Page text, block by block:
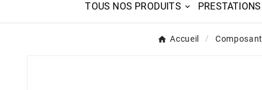
TOUS NOS PRODUITS PRESTATIONS
Accueil